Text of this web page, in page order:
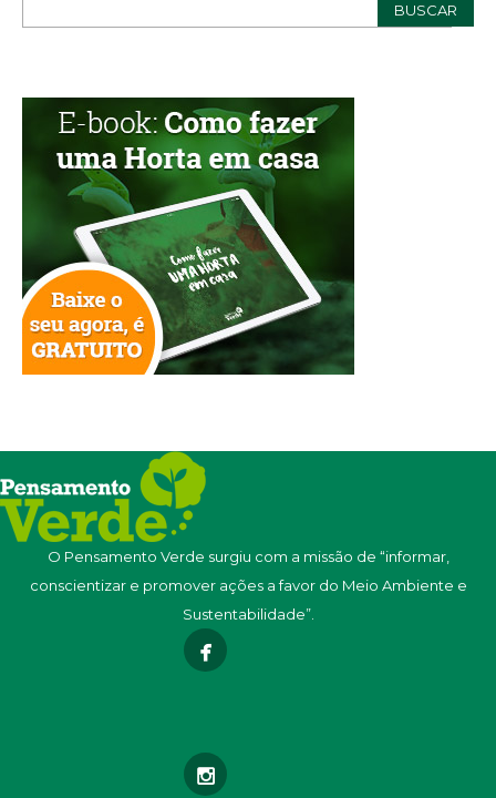
O Pensamento Verde surgiu com a missão de “informar,
conscientizar e promover ações a favor do Meio Ambiente e
Sustentabilidade”.